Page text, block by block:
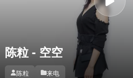
陈粒 - 空空
陈粒 来电